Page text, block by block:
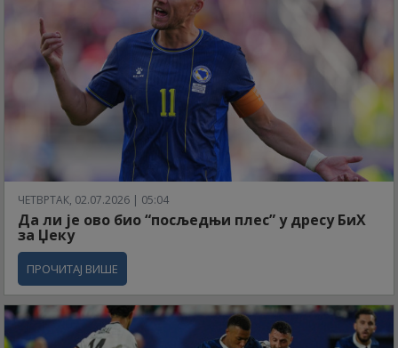
ЧЕТВРТАК, 02.07.2026 | 05:04
Да ли је ово био “посљедњи плес” у дресу БиХ
за Џеку
ПРОЧИТАЈ ВИШЕ